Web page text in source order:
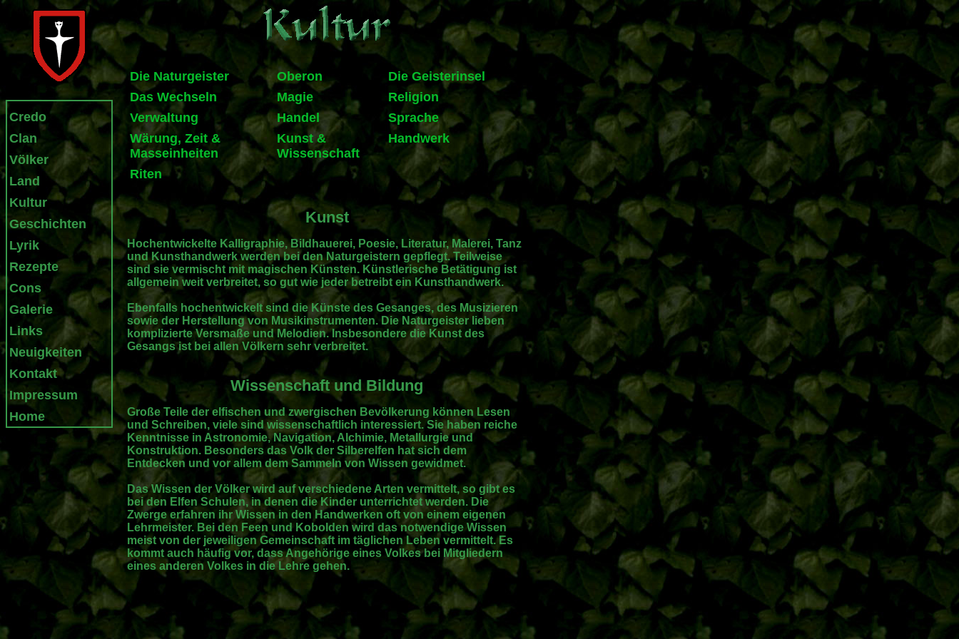
Credo
Clan
Völker
Land
Kultur
Geschichten
Lyrik
Rezepte
Cons
Galerie
Links
Neuigkeiten
Kontakt
Impressum
Home
Die Naturgeister Oberon
Die Geisterinsel
Das Wechseln
Magie
Religion
Verwaltung
Handel
Sprache
Wärung, Zeit &
Masseinheiten
Kunst &
Wissenschaft
Handwerk
Riten
Kunst
Hochentwickelte Kalligraphie, Bildhauerei, Poesie, Literatur, Malerei, Tanz
und Kunsthandwerk werden bei den Naturgeistern gepflegt. Teilweise
sind sie vermischt mit magischen Künsten. Künstlerische Betätigung ist
allgemein weit verbreitet, so gut wie jeder betreibt ein Kunsthandwerk.
Ebenfalls hochentwickelt sind die Künste des Gesanges, des Musizieren
sowie der Herstellung von Musikinstrumenten. Die Naturgeister lieben
komplizierte Versmaße und Melodien. Insbesondere die Kunst des
Gesangs ist bei allen Völkern sehr verbreitet.
Wissenschaft und Bildung
Große Teile der elfischen und zwergischen Bevölkerung können Lesen
und Schreiben, viele sind wissenschaftlich interessiert. Sie haben reiche
Kenntnisse in Astronomie, Navigation, Alchimie, Metallurgie und
Konstruktion. Besonders das Volk der Silberelfen hat sich dem
Entdecken und vor allem dem Sammeln von Wissen gewidmet.
Das Wissen der Völker wird auf verschiedene Arten vermittelt, so gibt es
bei den Elfen Schulen, in denen die Kinder unterrichtet werden. Die
Zwerge erfahren ihr Wissen in den Handwerken oft von einem eigenen
Lehrmeister. Bei den Feen und Kobolden wird das notwendige Wissen
meist von der jeweiligen Gemeinschaft im täglichen Leben vermittelt. Es
kommt auch häufig vor, dass Angehörige eines Volkes bei Mitgliedern
eines anderen Volkes in die Lehre gehen.